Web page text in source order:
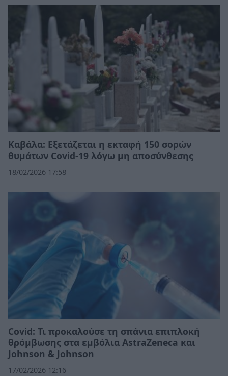
Καβάλα: Εξετάζεται η εκταφή 150 σορών
θυμάτων Covid-19 λόγω μη αποσύνθεσης
18/02/2026 17:58
Covid: Τι προκαλούσε τη σπάνια επιπλοκή
θρόμβωσης στα εμβόλια AstraZeneca και
Johnson & Johnson
17/02/2026 12:16